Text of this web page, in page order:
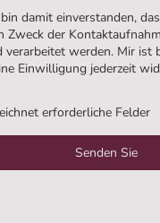
damit einverstanden,
Zweck der
verarbeitet werden. Mir ist
Einwilligung jederzeit
erforderliche Felder
Senden Sie